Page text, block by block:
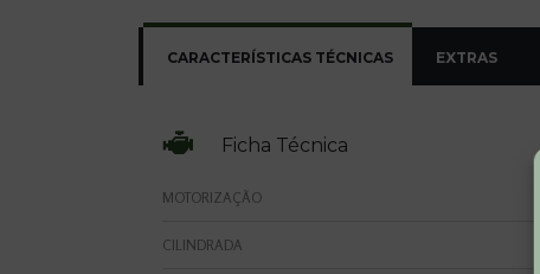
CARACTERÍSTICAS TÉCNICAS EXTRAS
Ficha Técnica
MOTORIZAÇÃO
CILINDRADA